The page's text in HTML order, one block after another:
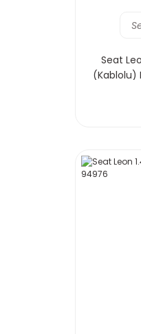
Seat
(Kablolu)